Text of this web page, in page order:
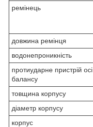
ремінець
довжина ремінця
водонепроникність
протиударне пристрій осі
балансу
товщина корпусу
діаметр корпусу
корпус